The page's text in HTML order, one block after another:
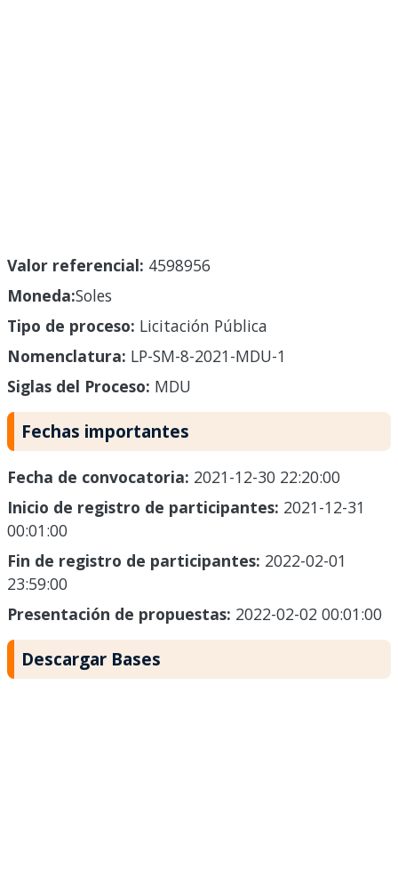
Valor referencial: 4598956
Moneda:Soles
Tipo de proceso: Licitación Pública
Nomenclatura: LP-SM-8-2021-MDU-1
Siglas del Proceso: MDU
Fechas importantes
Fecha de convocatoria: 2021-12-30 22:20:00
Inicio de registro de participantes: 2021-12-31
00:01:00
Fin de registro de participantes: 2022-02-01
23:59:00
Presentación de propuestas: 2022-02-02 00:01:00
Descargar Bases